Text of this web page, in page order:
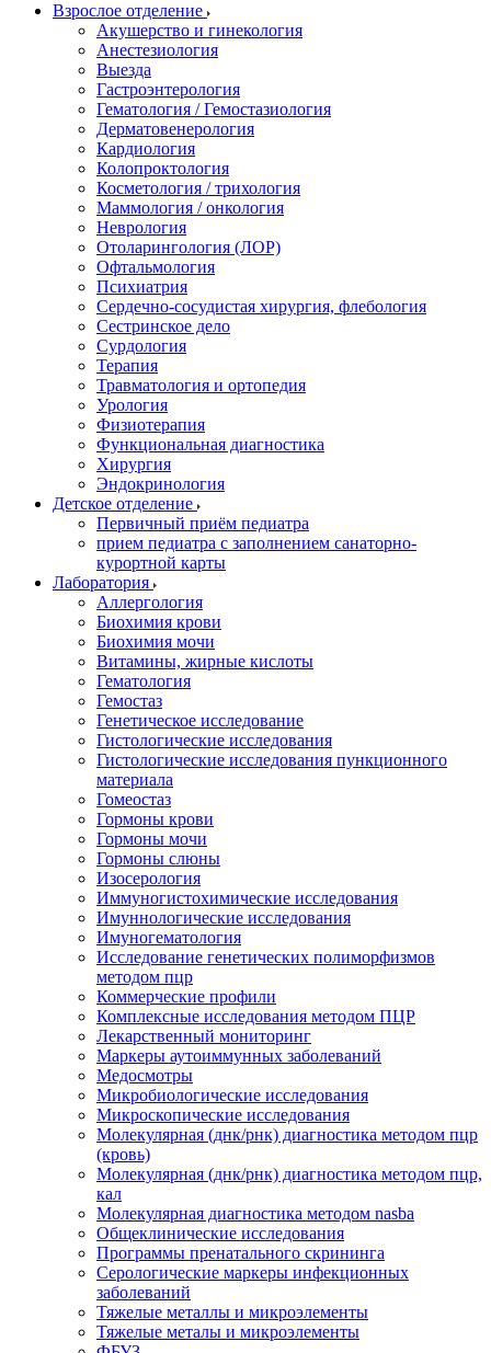
Взрослое отделение
Акушерство и гинекология
Анестезиология
Выезда
Гастроэнтерология
Гематология / Гемостазиология
Дерматовенерология
Кардиология
Колопроктология
Косметология / трихология
Маммология / онкология
Неврология
Отоларингология (ЛОР)
Офтальмология
Психиатрия
Сердечно-сосудистая хирургия, флебология
Сестринское дело
Сурдология
Терапия
Травматология и ортопедия
Урология
Физиотерапия
Функциональная диагностика
Хирургия
Эндокринология
Детское отделение
Первичный приём педиатра
прием педиатра с заполнением санаторно-
курортной карты
Лаборатория
Аллергология
Биохимия крови
Биохимия мочи
Витамины, жирные кислоты
Гематология
Гемостаз
Генетическое исследование
Гистологические исследования
Гистологические исследования пункционного
материала
Гомеостаз
Гормоны крови
Гормоны мочи
Гормоны слюны
Изосерология
Иммуногистохимические исследования
Имуннологические исследования
Имуногематология
Исследование генетических полиморфизмов
методом пцр
Коммерческие профили
Комплексные исследования методом ПЦР
Лекарственный мониторинг
Маркеры аутоиммунных заболеваний
Медосмотры
Микробиологические исследования
Микроскопические исследования
Молекулярная (днк/рнк) диагностика методом пцр
(кровь)
Молекулярная (днк/рнк) диагностика методом пцр,
кал
Молекулярная диагностика методом nasba
Общеклинические исследования
Программы пренатального скрининга
Серологические маркеры инфекционных
заболеваний
Тяжелые металлы и микроэлементы
Тяжелые металы и микроэлементы